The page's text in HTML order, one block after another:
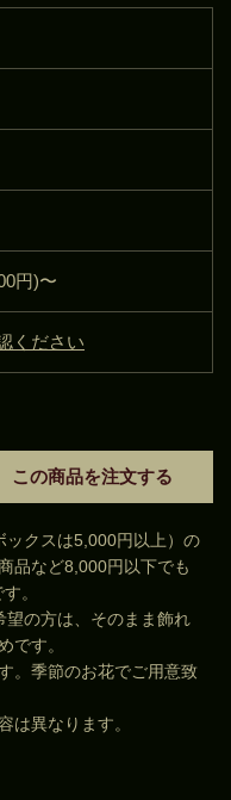
円)〜
ください
この商品を注文する
クスは5,000円以上）の
品など8,000円以下でも
。
望の方は、そのまま飾れ
です。
。季節のお花でご用意致
は異なります。